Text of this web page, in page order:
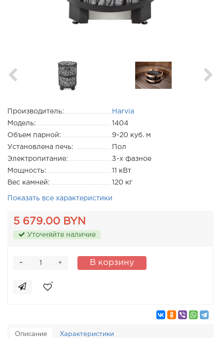
Производитель:
Harvia
Модель:
1404
Объем парной:
9-20 куб. м
Установлена печь:
Пол
Электропитание:
3-х фазное
Мощность:
11 кВт
Вес камней:
120 кг
Показать все характеристики
5 679.00 BYN
Уточняйте наличие
+
- В корзину
Описание Характеристики